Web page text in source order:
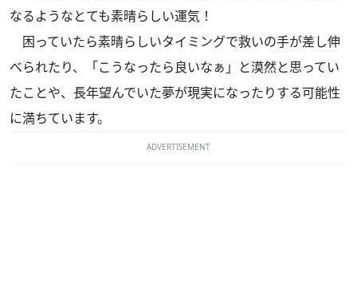
なるようなとても素晴らしい運気！
困っていたら素晴らしいタイミングで救いの手が差し伸
べられたり、「こうなったら良いなぁ」と漠然と思ってい
たことや、長年望んでいた夢が現実になったりする可能性
に満ちています。
ADVERTISEMENT